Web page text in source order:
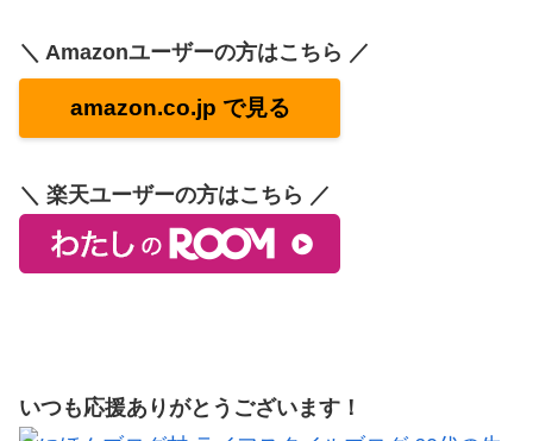
＼ Amazonユーザーの方はこちら ／
amazon.co.jp で見る
＼ 楽天ユーザーの方はこちら ／
いつも応援ありがとうございます！